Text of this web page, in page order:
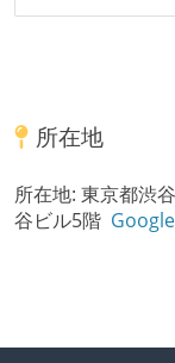
所在地
所在地: 東京都渋
谷ビル5階